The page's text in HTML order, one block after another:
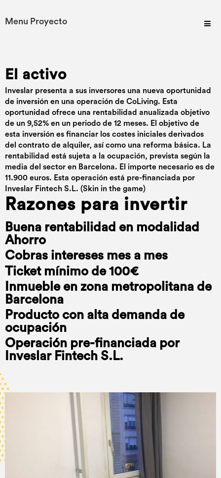
Menu Proyecto
El activo
Inveslar presenta a sus inversores una nueva oportunidad
de inversión en una operación de CoLiving. Esta
oportunidad ofrece una rentabilidad anualizada objetivo
de un 9,52% en un periodo de 12 meses. El objetivo de
esta inversión es financiar los costes iniciales derivados
del contrato de alquiler, así como una reforma básica. La
rentabilidad está sujeta a la ocupación, prevista según la
media del sector en Barcelona. El importe necesario es de
11.900 euros. Esta operación está pre-financiada por
Inveslar Fintech S.L. (Skin in the game)
Razones para invertir
Buena rentabilidad en modalidad
Ahorro
Cobras intereses mes a mes
Ticket mínimo de 100€
Inmueble en zona metropolitana de
Barcelona
Producto con alta demanda de
ocupación
Operación pre-financiada por
Inveslar Fintech S.L.